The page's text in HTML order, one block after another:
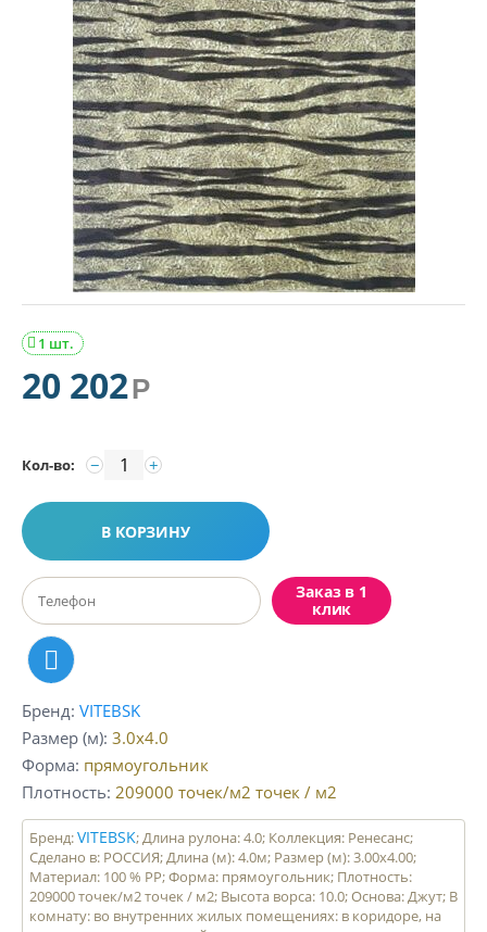
1 шт.

20 202Р
Кол-во: +
−
В КОРЗИНУ
Заказ в 1
клик
Бренд VITEBSK
Размер (м) 3.0x4.0
Форма прямоугольник
Плотность 209000 точек/м2 точек / м2
Бренд:VITEBSK; Длина рулона: 4.0; Коллекция: Ренесанс;
Сделано в: РОССИЯ; Длина (м): 4.0м; Размер (м): 3.00x4.00;
Материал: 100 % PP; Форма: прямоугольник; Плотность:
209000 точек/м2 точек / м2; Высота ворса: 10.0; Основа: Джут; В
комнату: во внутренних жилых помещениях: в коридоре, на